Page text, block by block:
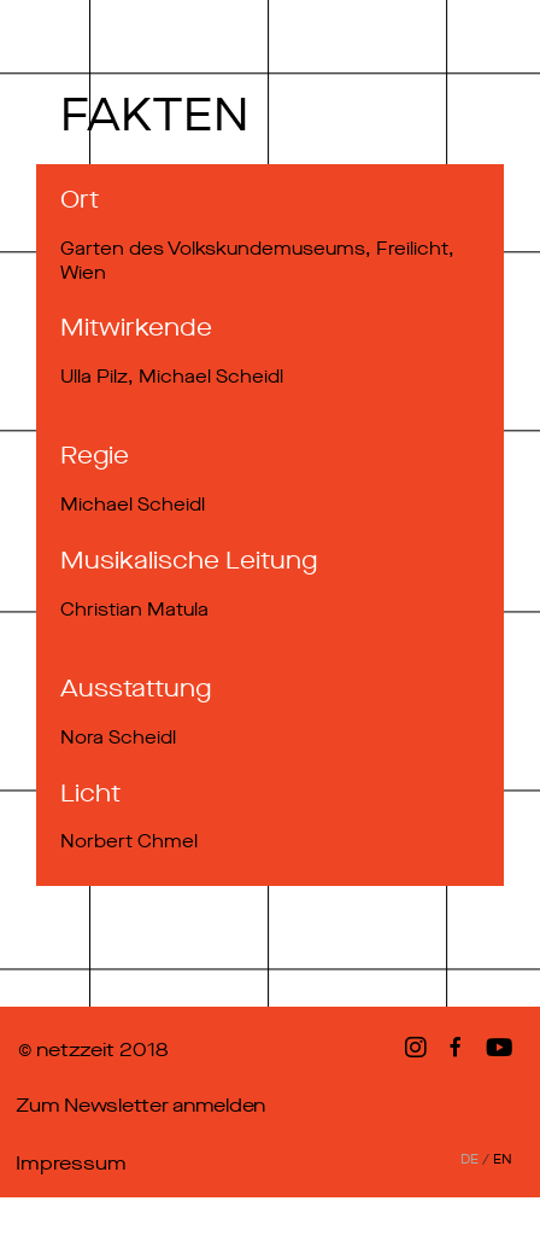
FAKTEN
Ort
Garten des Volkskundemuseums, Freilicht,
Wien
Mitwirkende
Ulla Pilz, Michael Scheidl
Regie
Michael Scheidl
Musikalische Leitung
Christian Matula
Ausstattung
Nora Scheidl
Licht
Norbert Chmel
© netzzeit 2018
Zum Newsletter anmelden
Impressum DE/ EN